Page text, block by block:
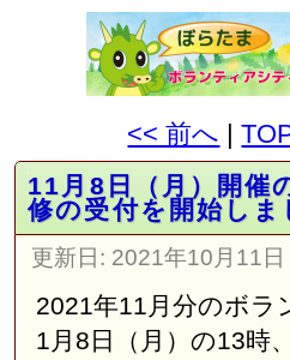
<< 前へ |
11月8日（月）開催
修の受付を開始しま
更新日: 2021年10月11日
2021年11月分のボラ
1月8日（月）の13時